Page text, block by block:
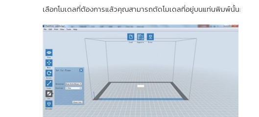
เลือกโมเดลที่ต้องการแล้วคุณสามารถตัดโมเดลที่อยู่บนแท่นพิมพ์นั้น: